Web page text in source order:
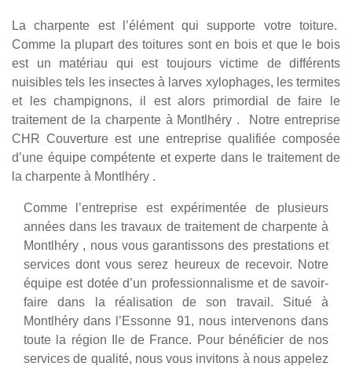
La charpente est l’élément qui supporte votre toiture.
Comme la plupart des toitures sont en bois et que le bois
est un matériau qui est toujours victime de différents
nuisibles tels les insectes à larves xylophages, les termites
et les champignons, il est alors primordial de faire le
traitement de la charpente à Montlhéry . Notre entreprise
CHR Couverture est une entreprise qualifiée composée
d’une équipe compétente et experte dans le traitement de
la charpente à Montlhéry .
Comme l’entreprise est expérimentée de plusieurs
années dans les travaux de traitement de charpente à
Montlhéry , nous vous garantissons des prestations et
services dont vous serez heureux de recevoir. Notre
équipe est dotée d’un professionnalisme et de savoir-
faire dans la réalisation de son travail. Situé à
Montlhéry dans l’Essonne 91, nous intervenons dans
toute la région Ile de France. Pour bénéficier de nos
services de qualité, nous vous invitons à nous appelez